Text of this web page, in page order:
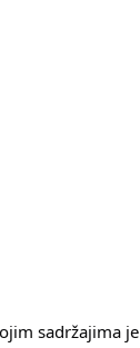
sadržajima je